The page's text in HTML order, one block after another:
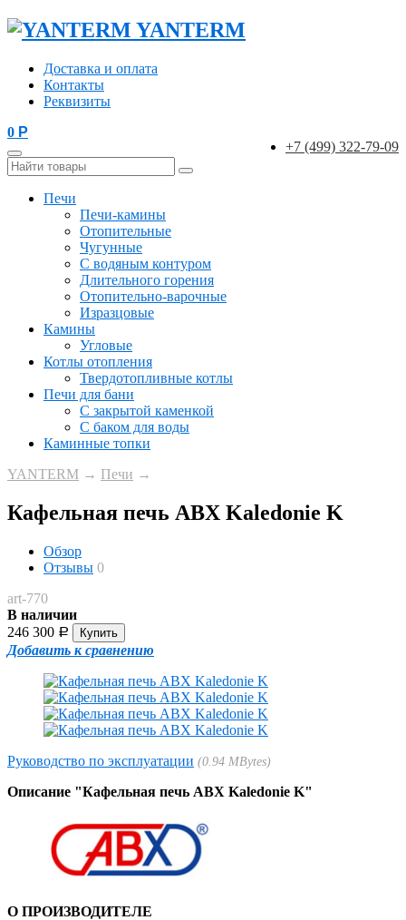
YANTERM
Доставка и оплата
Контакты
Реквизиты
+7 (499) 322-79-09
0 Р
Печи
Печи-камины
Отопительные
Чугунные
С водяным контуром
Длительного горения
Отопительно-варочные
Изразцовые
Камины
Угловые
Котлы отопления
Твердотопливные котлы
Печи для бани
С закрытой каменкой
С баком для воды
Каминные топки
YANTERM → Печи →
Кафельная печь ABX Kaledonie K
Обзор
Отзывы 0
art-770
В наличии
246 300 Р
Добавить к сравнению
Руководство по эксплуатации 0.94 MBytes
Описание "Кафельная печь ABX Kaledonie K"
О ПРОИЗВОДИТЕЛЕ